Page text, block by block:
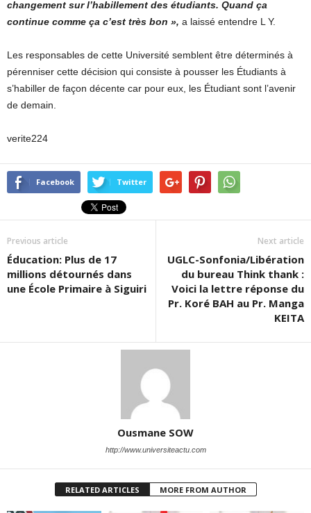
changement sur l’habillement des étudiants. Quand ça
continue comme ça c’est très bon », a laissé entendre L Y.
Les responsables de cette Université semblent être déterminés à
pérenniser cette décision qui consiste à pousser les Étudiants à
s’habiller de façon décente car pour eux, les Étudiant sont l’avenir
de demain.
verite224
Facebook Twitter
Previous article
Éducation: Plus de 17
millions détournés dans
une École Primaire à Siguiri
Next article
UGLC-Sonfonia/Libération
du bureau Think thank :
Voici la lettre réponse du
Pr. Koré BAH au Pr. Manga
KEITA
Ousmane SOW
http://www.universiteactu.com
RELATED ARTICLES MORE FROM AUTHOR